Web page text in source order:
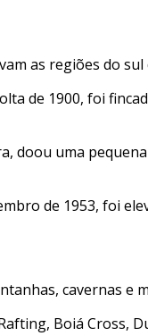
as regiões do sul
de 1900, foi
doou uma
de 1953, foi
cavernas e
Boiá Cross,